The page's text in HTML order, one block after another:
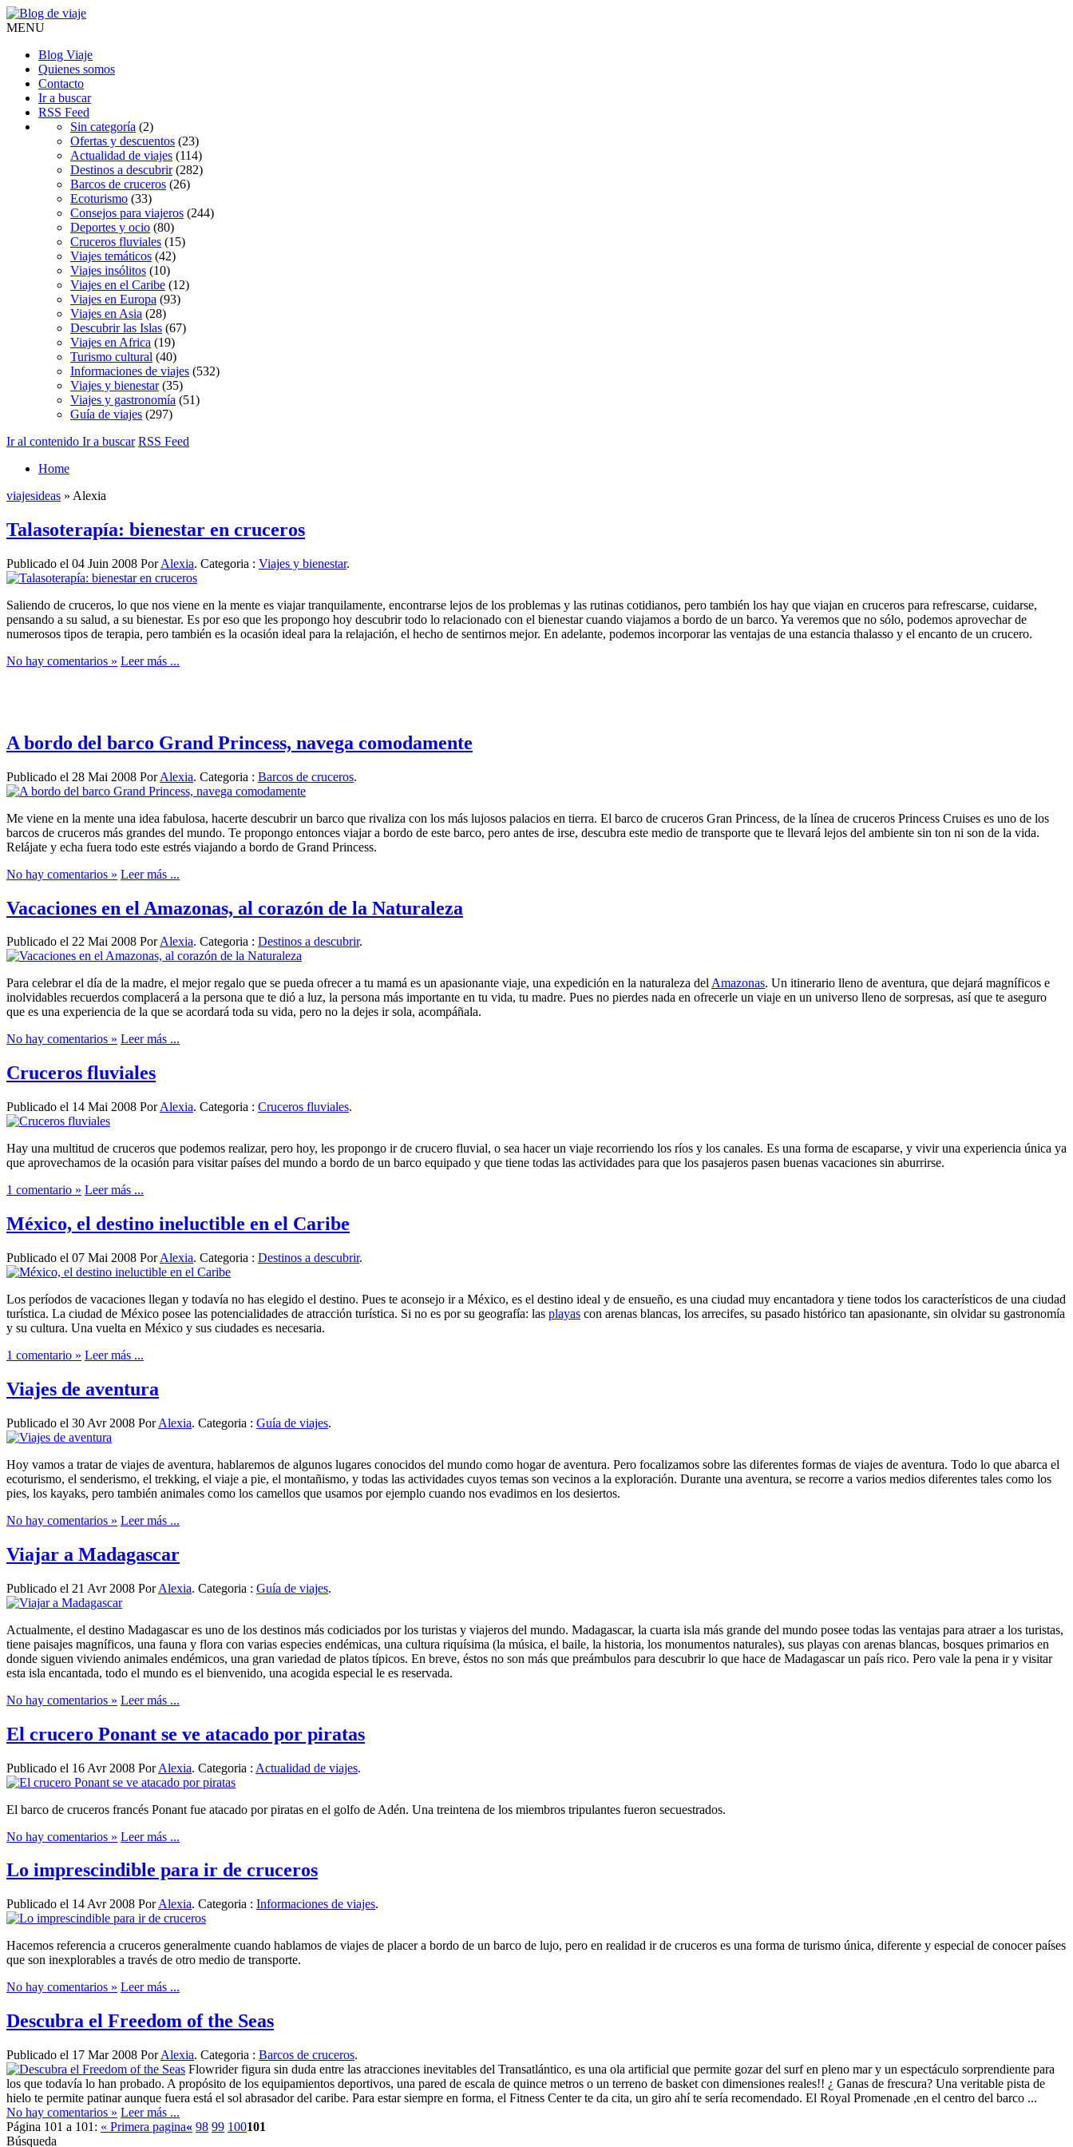
MENU
Blog Viaje
Quienes somos
Contacto
Ir a buscar
RSS Feed
Sin categoría (2)
Ofertas y descuentos (23)
Actualidad de viajes (114)
Destinos a descubrir(282)
Barcos de cruceros (26)
Ecoturismo (33)
Consejos para viajeros (244)
Deportes y ocio (80)
Cruceros fluviales (15)
Viajes temáticos (42)
Viajes insólitos (10)
Viajes en el Caribe (12)
Viajes en Europa (93)
Viajes en Asia (28)
Descubrir las Islas (67)
Viajes en Africa (19)
Turismo cultural (40)
Informaciones de viajes (532)
Viajes y bienestar(35)
Viajes y gastronomía (51)
Guía de viajes (297)
Ir al contenido Ir a buscar RSS Feed
Home
viajesideas » Alexia
Talasoterapía: bienestar en cruceros
Publicado el 04 Juin 2008 PorAlexia. Categoria : Viajes y bienestar.
Saliendo de cruceros, lo que nos viene en la mente es viajar tranquilamente, encontrarse lejos de los problemas y las rutinas cotidianos, pero también los hay que viajan en cruceros para refrescarse, cuidarse,
pensando a su salud, a su bienestar. Es por eso que les propongo hoy descubrir todo lo relacionado con el bienestar cuando viajamos a bordo de un barco. Ya veremos que no sólo, podemos aprovechar de
numerosos tipos de terapia, pero también es la ocasión ideal para la relajación, el hecho de sentirnos mejor. En adelante, podemos incorporar las ventajas de una estancia thalasso y el encanto de un crucero.
No hay comentarios » Leer más ...
A bordo del barco Grand Princess, navega comodamente
Publicado el 28 Mai 2008 PorAlexia. Categoria : Barcos de cruceros.
Me viene en la mente una idea fabulosa, hacerte descubrir un barco que rivaliza con los más lujosos palacios en tierra. El barco de cruceros Gran Princess, de la línea de cruceros Princess Cruises es uno de los
barcos de cruceros más grandes del mundo. Te propongo entonces viajar a bordo de este barco, pero antes de irse, descubra este medio de transporte que te llevará lejos del ambiente sin ton ni son de la vida.
Relájate y echa fuera todo este estrés viajando a bordo de Grand Princess.
No hay comentarios » Leer más ...
Vacaciones en el Amazonas, al corazón de la Naturaleza
Publicado el 22 Mai 2008 PorAlexia. Categoria : Destinos a descubrir.
Para celebrar el día de la madre, el mejor regalo que se pueda ofrecer a tu mamá es un apasionante viaje, una expedición en la naturaleza delAmazonas. Un itinerario lleno de aventura, que dejará magníficos e
inolvidables recuerdos complacerá a la persona que te dió a luz, la persona más importante en tu vida, tu madre. Pues no pierdes nada en ofrecerle un viaje en un universo lleno de sorpresas, así que te aseguro
que es una experiencia de la que se acordará toda su vida, pero no la dejes ir sola, acompáñala.
No hay comentarios » Leer más ...
Cruceros fluviales
Publicado el 14 Mai 2008 PorAlexia. Categoria : Cruceros fluviales.
Hay una multitud de cruceros que podemos realizar, pero hoy, les propongo ir de crucero fluvial, o sea hacer un viaje recorriendo los ríos y los canales. Es una forma de escaparse, y vivir una experiencia única ya
que aprovechamos de la ocasión para visitar países del mundo a bordo de un barco equipado y que tiene todas las actividades para que los pasajeros pasen buenas vacaciones sin aburrirse.
1 comentario » Leer más ...
México, el destino ineluctible en el Caribe
Publicado el 07 Mai 2008 PorAlexia. Categoria : Destinos a descubrir.
Los períodos de vacaciones llegan y todavía no has elegido el destino. Pues te aconsejo ir a México, es el destino ideal y de ensueño, es una ciudad muy encantadora y tiene todos los característicos de una ciudad
turística. La ciudad de México posee las potencialidades de atracción turística. Si no es por su geografía: las playas con arenas blancas, los arrecifes, su pasado histórico tan apasionante, sin olvidar su gastronomía
y su cultura. Una vuelta en México y sus ciudades es necesaria.
1 comentario » Leer más ...
Viajes de aventura
Publicado el 30 Avr 2008 PorAlexia. Categoria : Guía de viajes.
Hoy vamos a tratar de viajes de aventura, hablaremos de algunos lugares conocidos del mundo como hogar de aventura. Pero focalizamos sobre las diferentes formas de viajes de aventura. Todo lo que abarca el
ecoturismo, el senderismo, el trekking, el viaje a pie, el montañismo, y todas las actividades cuyos temas son vecinos a la exploración. Durante una aventura, se recorre a varios medios diferentes tales como los
pies, los kayaks, pero también animales como los camellos que usamos por ejemplo cuando nos evadimos en los desiertos.
No hay comentarios » Leer más ...
Viajar a Madagascar
Publicado el 21 Avr 2008 PorAlexia. Categoria : Guía de viajes.
Actualmente, el destino Madagascar es uno de los destinos más codiciados por los turistas y viajeros del mundo. Madagascar, la cuarta isla más grande del mundo posee todas las ventajas para atraer a los turistas,
tiene paisajes magníficos, una fauna y flora con varias especies endémicas, una cultura riquísima (la música, el baile, la historia, los monumentos naturales), sus playas con arenas blancas, bosques primarios en
donde siguen viviendo animales endémicos, una gran variedad de platos típicos. En breve, éstos no son más que preámbulos para descubrir lo que hace de Madagascar un país rico. Pero vale la pena ir y visitar
esta isla encantada, todo el mundo es el bienvenido, una acogida especial le es reservada.
No hay comentarios » Leer más ...
El crucero Ponant se ve atacado por piratas
Publicado el 16 Avr 2008 PorAlexia. Categoria : Actualidad de viajes.
El barco de cruceros francés Ponant fue atacado por piratas en el golfo de Adén. Una treintena de los miembros tripulantes fueron secuestrados.
No hay comentarios » Leer más ...
Lo imprescindible para ir de cruceros
Publicado el 14 Avr 2008 PorAlexia. Categoria : Informaciones de viajes.
Hacemos referencia a cruceros generalmente cuando hablamos de viajes de placer a bordo de un barco de lujo, pero en realidad ir de cruceros es una forma de turismo única, diferente y especial de conocer países
que son inexplorables a través de otro medio de transporte.
No hay comentarios » Leer más ...
Descubra el Freedom of the Seas
Publicado el 17 Mar 2008 PorAlexia. Categoria : Barcos de cruceros.
Flowrider figura sin duda entre las atracciones inevitables del Transatlántico, es una ola artificial que permite gozar del surf en pleno mar y un espectáculo sorprendiente para
los que todavía lo han probado. A propósito de los equipamientos deportivos, una pared de escala de quince metros o un terreno de basket con dimensiones reales!! ¿ Ganas de frescura? Una veritable pista de
hielo te permite patinar aunque fuera está el sol abrasador del caribe. Para estar siempre en forma, el Fitness Center te da cita, un giro ahí te sería recomendado. El Royal Promenade ,en el centro del barco ...
No hay comentarios » Leer más ...
Página 101 a 101: « Primera pagina« 98 99 100101
Búsqueda